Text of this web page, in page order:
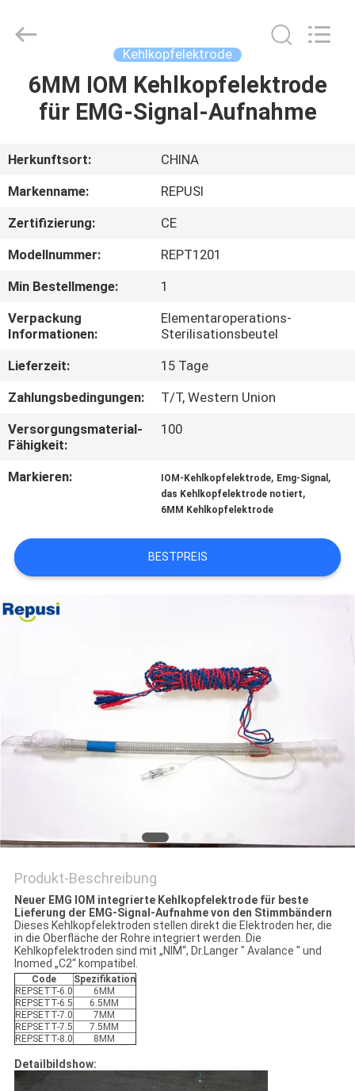
HAUS
ÜBER
UNS
FABRIK-
AUSFLUG
QUALITÄTSKONTROLLE
TRETEN
SIE
MIT
UNS
NACHRICHTEN
FORDERN
SITEMAP
Electronics
Co.,Ltd..
Kehlkopfelektrode
6MM IOM Kehlkopfelektrode
für EMG-Signal-Aufnahme
Herkunftsort:
CHINA
Markenname:
REPUSI
Zertifizierung:
CE
Modellnummer:
REPT1201
Min Bestellmenge:
1
Verpackung
Informationen:
Elementaroperations-
Sterilisationsbeutel
Lieferzeit:
15 Tage
Zahlungsbedingungen:
T/T, Western Union
Versorgungsmaterial-
Fähigkeit:
100
Markieren: IOM-Kehlkopfelektrode, Emg-Signal ,
das Kehlkopfelektrode notiert,
6MM Kehlkopfelektrode
BESTPREIS
Produkt-Beschreibung
Neuer EMG IOM integrierte Kehlkopfelektrode für beste
Lieferung der EMG-Signal-Aufnahme von den Stimmbändern
Dieses Kehlkopfelektroden stellen direkt die Elektroden her, die
in die Oberfläche der Rohre integriert werden. Die
Kehlkopfelektroden sind mit „NIM“, Dr.Langer " Avalance " und
Inomed „C2“ kompatibel.
Code
Spezifikation
REPSETT-6.0
6MM
REPSETT-6.5
6.5MM
REPSETT-7.0
7MM
REPSETT-7.5
7.5MM
REPSETT-8.0
8MM
Detailbildshow: